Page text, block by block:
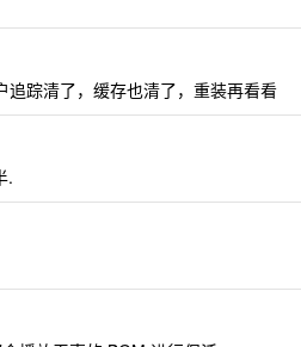
踪清了，缓存也清了，重装再看看
.